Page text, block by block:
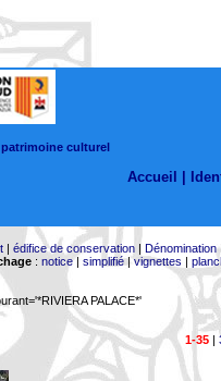
patrimoine culturel
Accueil |
| édifice de conservation| Dénomination
: notice| simplifié|vignettes |
PALACE*'
1-35|